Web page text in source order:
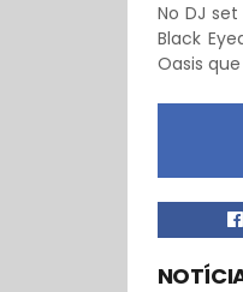
No DJ
Black
Oasis